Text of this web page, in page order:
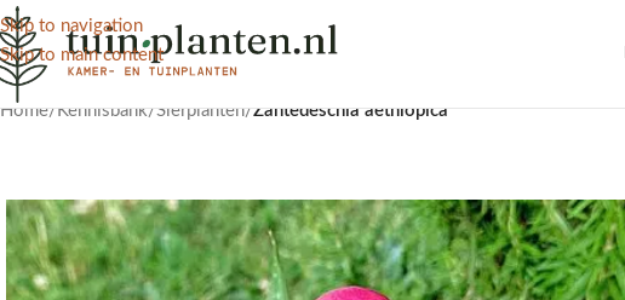
Skip to navigation
Skip to main content
Home/Kennisbank/Sierplanten/Zantedeschia aethiopica